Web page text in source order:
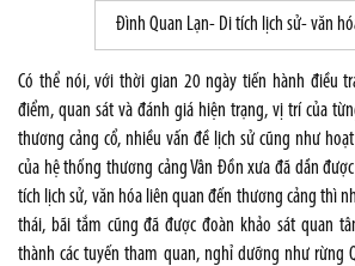
Đình Quan Lạn- Di tích lịch sử- văn
Có thể nói, với thời gian 20 ngày tiến hành điều
điểm, quan sát và đánh giá hiện trạng, vị trí của
thương cảng cổ, nhiều vấn đề lịch sử cũng như
của hệ thống thương cảng Vân Đồn xưa đã dần
tích lịch sử, văn hóa liên quan đến thương cảng thì
thái, bãi tắm cũng đã được đoàn khảo sát quan
thành các tuyến tham quan, nghỉ dưỡng như rừng